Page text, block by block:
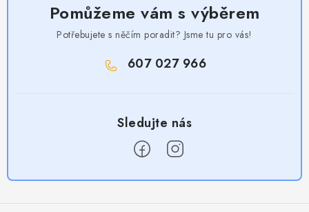
Pomůžeme vám s výběrem
Potřebujete s něčím poradit? Jsme tu pro vás!
607 027 966